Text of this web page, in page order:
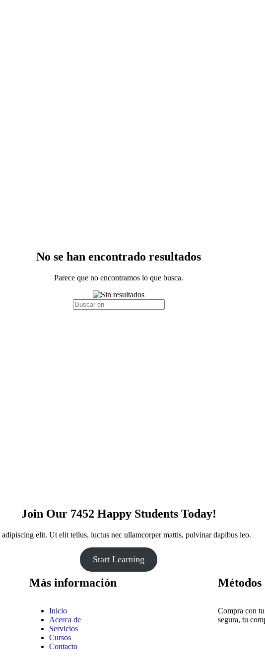
No se han encontrado resultados
Parece que no encontramos lo que busca.
Join Our 7452 Happy Students​ Today!
elit. Ut elit tellus, luctus nec ullamcorper mattis, pulvinar dapibus leo.​
Start Learning
Más información
Inicio
Acerca de
Servicios
Cursos
Contacto
Métodos
Compra con
segura, tu